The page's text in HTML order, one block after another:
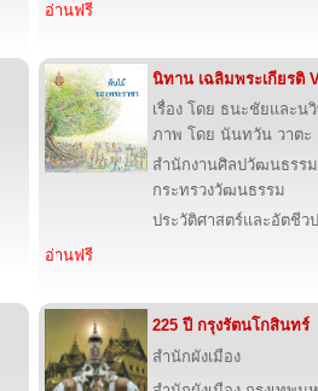
อ่านฟรี
นิทาน เฉลิมพระเกียรติ
เรื่อง โดย ธนะชัยและน
ภาพ โดย นันทวัน วาตะ
สำนักงานศิลปวัฒนธรร
กระทรวงวัฒนธรรม
ประวัติศาสตร์และอัตชีว
อ่านฟรี
225 ปี กรุงรัตนโกสินทร์
สำนักผังเมือง